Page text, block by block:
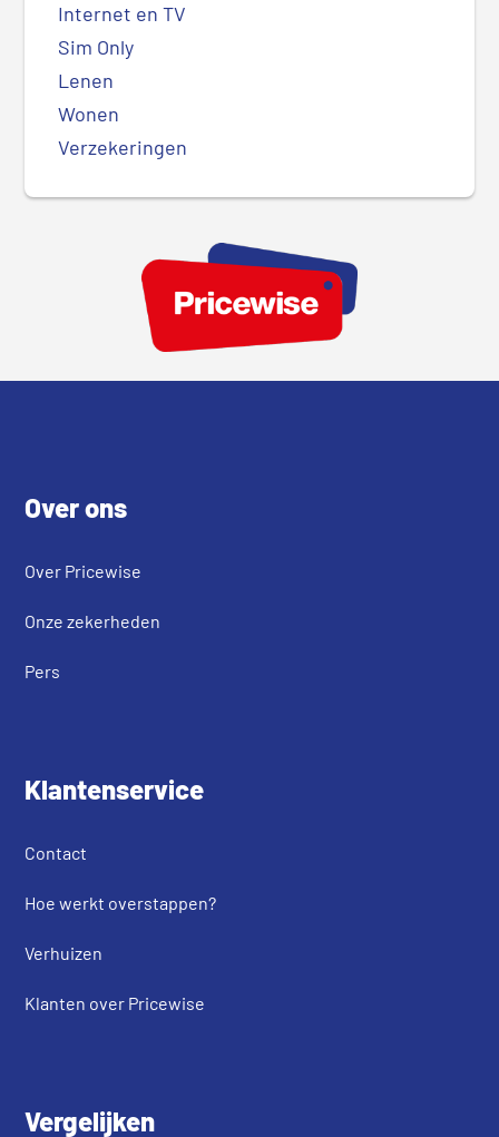
Internet en TV
Sim Only
Lenen
Wonen
Verzekeringen
Over ons
Over Pricewise
Onze zekerheden
Pers
Klantenservice
Contact
Hoe werkt overstappen?
Verhuizen
Klanten over Pricewise
Vergelijken